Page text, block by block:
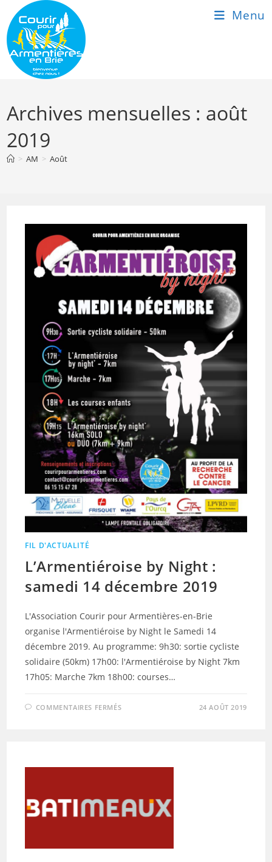
content
Menu
Archives mensuelles : août
2019
> AM > Août
FIL D'ACTUALITÉ
L’Armentiéroise by Night :
samedi 14 décembre 2019
L'Association Courir pour Armentières-en-Brie
organise l'Armentiéroise by Night le Samedi 14
décembre 2019. Au programme: 9h30: sortie cycliste
solidaire (50km) 17h00: l'Armentiéroise by Night 7km
17h05: Marche 7km 18h00: courses…
COMMENTAIRES FERMÉSSUR
2019
24 AOÛT 2019